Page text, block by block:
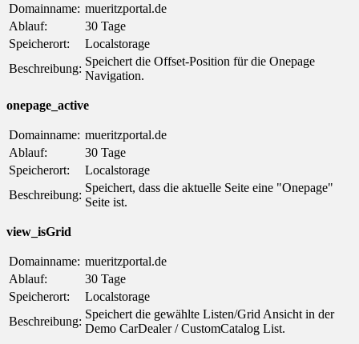
Domainname: mueritzportal.de
Ablauf:
30 Tage
Speicherort:
Localstorage
Beschreibung:
Speichert die Offset-Position für die Onepage
Navigation.
onepage_active
Domainname: mueritzportal.de
Ablauf:
30 Tage
Speicherort:
Localstorage
Beschreibung:
Speichert, dass die aktuelle Seite eine "Onepage"
Seite ist.
view_isGrid
Domainname: mueritzportal.de
Ablauf:
30 Tage
Speicherort:
Localstorage
Beschreibung:
Speichert die gewählte Listen/Grid Ansicht in der
Demo CarDealer / CustomCatalog List.